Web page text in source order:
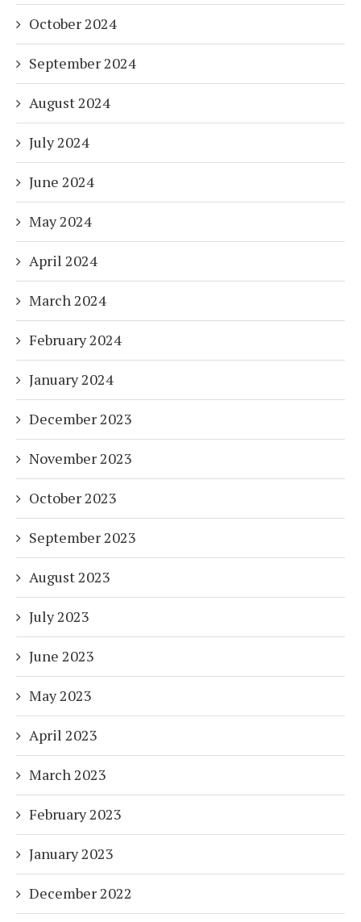
October 2024
September 2024
August 2024
July 2024
June 2024
May 2024
April 2024
March 2024
February 2024
January 2024
December 2023
November 2023
October 2023
September 2023
August 2023
July 2023
June 2023
May 2023
April 2023
March 2023
February 2023
January 2023
December 2022